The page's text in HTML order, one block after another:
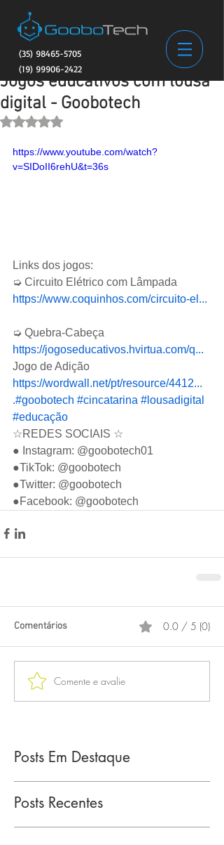
(35) 98465-5705
(19) 99906-2422
Jogos educativos com lousa
digital - Goobotech
Avaliado com NaN de 5 estrelas.
https://www.youtube.com/watch?
v=SIDoII6rehU&t=36s
Links dos jogos:
➭ Circuito Elétrico com Lâmpada
https://www.coquinhos.com/circuito-el...
➭ Quebra-Cabeça
https://jogoseducativos.hvirtua.com/q...
Jogo de Adição
https://wordwall.net/pt/resource/4412...
.#goobotech #cincatarina #lousadigital
#educação
☆REDES SOCIAIS ☆
● Instagram: @goobotech01
●TikTok: @goobotech
●Twitter: @goobotech
●Facebook: @goobotech
Comentários 0.0 / 5 (0)
Comente e avalie
Posts Em Destaque
Posts Recentes